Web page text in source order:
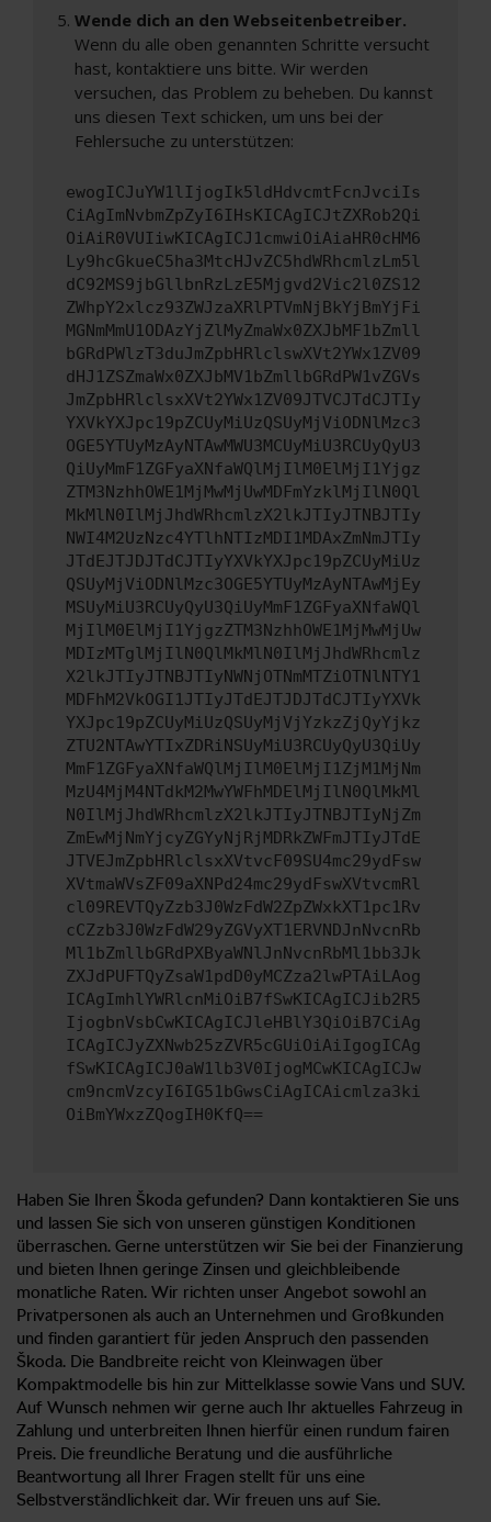
Wende dich an den Webseitenbetreiber.
Wenn du alle oben genannten Schritte versucht
hast, kontaktiere uns bitte. Wir werden
versuchen, das Problem zu beheben. Du kannst
uns diesen Text schicken, um uns bei der
Fehlersuche zu unterstützen:
ewogICJuYW1lIjogIk5ldHdvcmtFcnJvciIs
CiAgImNvbmZpZyI6IHsKICAgICJtZXRob2Qi
OiAiR0VUIiwKICAgICJ1cmwiOiAiaHR0cHM6
Ly9hcGkueC5ha3MtcHJvZC5hdWRhcmlzLm5l
dC92MS9jbGllbnRzLzE5Mjgvd2Vic2l0ZS12
ZWhpY2xlcz93ZWJzaXRlPTVmNjBkYjBmYjFi
MGNmMmU1ODAzYjZlMyZmaWx0ZXJbMF1bZmll
bGRdPWlzT3duJmZpbHRlclswXVt2YWx1ZV09
dHJ1ZSZmaWx0ZXJbMV1bZmllbGRdPW1vZGVs
JmZpbHRlclsxXVt2YWx1ZV09JTVCJTdCJTIy
YXVkYXJpc19pZCUyMiUzQSUyMjViODNlMzc3
OGE5YTUyMzAyNTAwMWU3MCUyMiU3RCUyQyU3
QiUyMmF1ZGFyaXNfaWQlMjIlM0ElMjI1Yjgz
ZTM3NzhhOWE1MjMwMjUwMDFmYzklMjIlN0Ql
MkMlN0IlMjJhdWRhcmlzX2lkJTIyJTNBJTIy
NWI4M2UzNzc4YTlhNTIzMDI1MDAxZmNmJTIy
JTdEJTJDJTdCJTIyYXVkYXJpc19pZCUyMiUz
QSUyMjViODNlMzc3OGE5YTUyMzAyNTAwMjEy
MSUyMiU3RCUyQyU3QiUyMmF1ZGFyaXNfaWQl
MjIlM0ElMjI1YjgzZTM3NzhhOWE1MjMwMjUw
MDIzMTglMjIlN0QlMkMlN0IlMjJhdWRhcmlz
X2lkJTIyJTNBJTIyNWNjOTNmMTZiOTNlNTY1
MDFhM2VkOGI1JTIyJTdEJTJDJTdCJTIyYXVk
YXJpc19pZCUyMiUzQSUyMjVjYzkzZjQyYjkz
ZTU2NTAwYTIxZDRiNSUyMiU3RCUyQyU3QiUy
MmF1ZGFyaXNfaWQlMjIlM0ElMjI1ZjM1MjNm
MzU4MjM4NTdkM2MwYWFhMDElMjIlN0QlMkMl
N0IlMjJhdWRhcmlzX2lkJTIyJTNBJTIyNjZm
ZmEwMjNmYjcyZGYyNjRjMDRkZWFmJTIyJTdE
JTVEJmZpbHRlclsxXVtvcF09SU4mc29ydFsw
XVtmaWVsZF09aXNPd24mc29ydFswXVtvcmRl
cl09REVTQyZzb3J0WzFdW2ZpZWxkXT1pc1Rv
cCZzb3J0WzFdW29yZGVyXT1ERVNDJnNvcnRb
Ml1bZmllbGRdPXByaWNlJnNvcnRbMl1bb3Jk
ZXJdPUFTQyZsaW1pdD0yMCZza2lwPTAiLAog
ICAgImhlYWRlcnMiOiB7fSwKICAgICJib2R5
IjogbnVsbCwKICAgICJleHBlY3QiOiB7CiAg
ICAgICJyZXNwb25zZVR5cGUiOiAiIgogICAg
fSwKICAgICJ0aW1lb3V0IjogMCwKICAgICJw
cm9ncmVzcyI6IG51bGwsCiAgICAicmlza3ki
OiBmYWxzZQogIH0KfQ==
Haben Sie Ihren Škoda gefunden? Dann kontaktieren Sie uns
und lassen Sie sich von unseren günstigen Konditionen
überraschen. Gerne unterstützen wir Sie bei der Finanzierung
und bieten Ihnen geringe Zinsen und gleichbleibende
monatliche Raten. Wir richten unser Angebot sowohl an
Privatpersonen als auch an Unternehmen und Großkunden
und finden garantiert für jeden Anspruch den passenden
Škoda. Die Bandbreite reicht von Kleinwagen über
Kompaktmodelle bis hin zur Mittelklasse sowie Vans und SUV.
Auf Wunsch nehmen wir gerne auch Ihr aktuelles Fahrzeug in
Zahlung und unterbreiten Ihnen hierfür einen rundum fairen
Preis. Die freundliche Beratung und die ausführliche
Beantwortung all Ihrer Fragen stellt für uns eine
Selbstverständlichkeit dar. Wir freuen uns auf Sie.